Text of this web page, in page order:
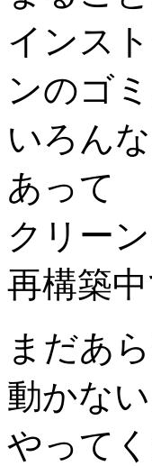
インス
ンのゴ
いろん
あって
クリー
再構築中
まだあ
動かな
やって